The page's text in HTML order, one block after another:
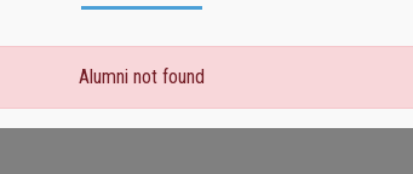
Alumni not found